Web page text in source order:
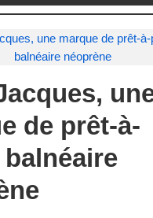
de prêt-à-